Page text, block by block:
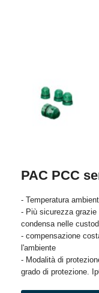
PAC PCC
- Temperatura
- Più sicurezza grazie
condensa nelle
- compensazione
l'ambiente
- Modalità di
grado di protezione.